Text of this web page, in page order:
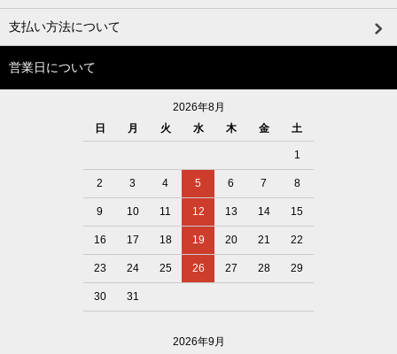
支払い方法について
営業日について
2026年8月
日
月 火 水 木 金 土
1
2 3 4 5 6 7 8
9 10 11 12 13 14 15
16 17 18 19 20 21 22
23 24 25 26 27 28 29
30 31
2026年9月